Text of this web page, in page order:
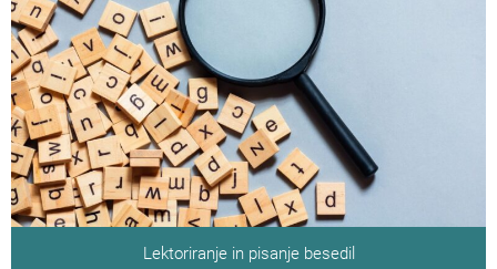
Lektoriranje in pisanje besedil